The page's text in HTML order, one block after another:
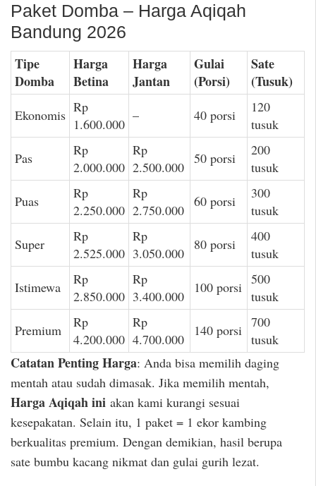
Paket Domba – Harga Aqiqah
Bandung 2026
Tipe
Domba
Harga
Betina
Harga
Jantan
Gulai
(Porsi)
Sate
(Tusuk)
Ekonomis Rp
1.600.000
– 40 porsi
120
tusuk
Pas
Rp
2.000.000
Rp
2.500.000
50 porsi
200
tusuk
Puas
Rp
2.250.000
Rp
2.750.000
60 porsi
300
tusuk
Super
Rp
2.525.000
Rp
3.050.000
80 porsi
400
tusuk
Istimewa
Rp
2.850.000
Rp
3.400.000
100 porsi 500
tusuk
Premium
Rp
4.200.000
Rp
4.700.000
140 porsi 700
tusuk
Catatan Penting Harga: Anda bisa memilih daging
mentah atau sudah dimasak. Jika memilih mentah,
Harga Aqiqah ini akan kami kurangi sesuai
kesepakatan. Selain itu, 1 paket = 1 ekor kambing
berkualitas premium. Dengan demikian, hasil berupa
sate bumbu kacang nikmat dan gulai gurih lezat.